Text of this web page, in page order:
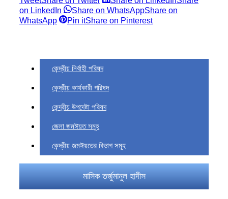
on LinkedIn
Share on WhatsAppShare on
WhatsApp
Pin itShare on Pinterest
কেন্দ্রীয় নির্বাহী পরিষদ
কেন্দ্রীয় কার্যকারী পরিষদ
কেন্দ্রীয় উপদেষ্টা পরিষদ
জেলা জমঈয়ত সমূহ
কেন্দ্রীয় জমঈয়তের বিভাগ সমূহ
মাসিক তর্জুমানুল হাদীস